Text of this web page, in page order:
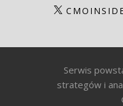
Serwis
strategów i